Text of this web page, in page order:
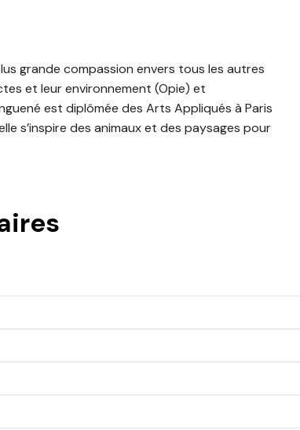
grande compassion envers tous les autres
et leur environnement (Opie) et
est diplômée des Arts Appliqués à Paris
s’inspire des animaux et des paysages pour